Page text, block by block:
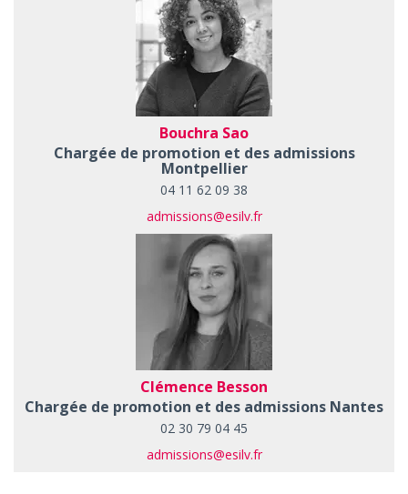
Bouchra Sao
Chargée de promotion et des admissions
Montpellier
04 11 62 09 38
admissions@esilv.fr
Clémence Besson
Chargée de promotion et des admissions Nantes
02 30 79 04 45
admissions@esilv.fr